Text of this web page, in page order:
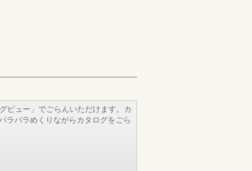
ビュー」でごらんいただけます。カ
ラパラめくりながらカタログをごら